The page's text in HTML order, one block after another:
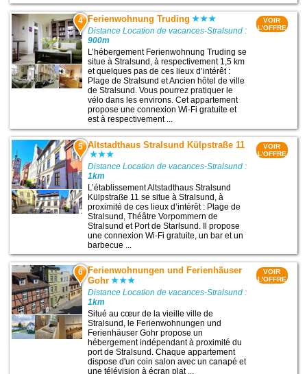
4 Ferienwohnung Truding
Distance Location de vacances-Stralsund :
900m
L’hébergement Ferienwohnung Truding se
situe à Stralsund, à respectivement 1,5 km
et quelques pas de ces lieux d’intérêt :
Plage de Stralsund et Ancien hôtel de ville
de Stralsund. Vous pourrez pratiquer le
vélo dans les environs. Cet appartement
propose une connexion Wi-Fi gratuite et
est à respectivement ...
VOIR
L'OFFRE
5 Altstadthaus Stralsund Külpstraße 11
Distance Location de vacances-Stralsund :
1km
L’établissement Altstadthaus Stralsund
Külpstraße 11 se situe à Stralsund, à
proximité de ces lieux d’intérêt : Plage de
Stralsund, Théâtre Vorpommern de
Stralsund et Port de Starlsund. Il propose
une connexion Wi-Fi gratuite, un bar et un
barbecue ...
VOIR
L'OFFRE
6 Ferienwohnungen und Ferienhäuser
Gohr
Distance Location de vacances-Stralsund :
1km
Situé au cœur de la vieille ville de
Stralsund, le Ferienwohnungen und
Ferienhäuser Gohr propose un
hébergement indépendant à proximité du
port de Stralsund. Chaque appartement
dispose d'un coin salon avec un canapé et
une télévision à écran plat ...
VOIR
L'OFFRE